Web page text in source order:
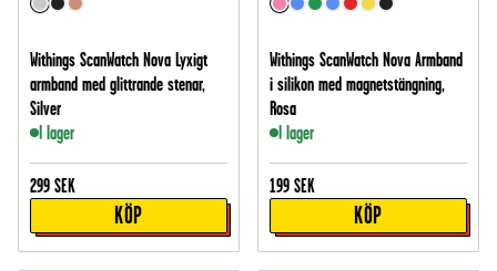
Withings ScanWatch Nova Lyxigt
armband med glittrande stenar,
Silver
I lager
299 SEK
KÖP
Withings ScanWatch Nova Armband
i silikon med magnetstängning,
Rosa
I lager
199 SEK
KÖP